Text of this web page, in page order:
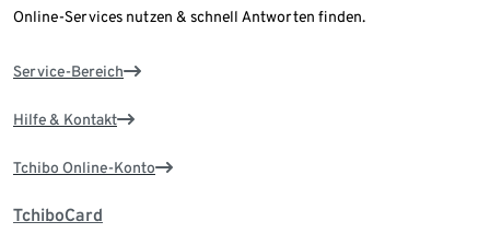
Online-Services nutzen & schnell Antworten finden.
Service-Bereich
Hilfe & Kontakt
Tchibo Online-Konto
TchiboCard